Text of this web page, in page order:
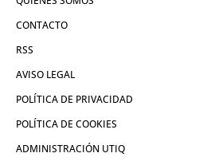
CONTACTO
RSS
AVISO LEGAL
POLÍTICA DE PRIVACIDAD
POLÍTICA DE COOKIES
ADMINISTRACIÓN UTIQ